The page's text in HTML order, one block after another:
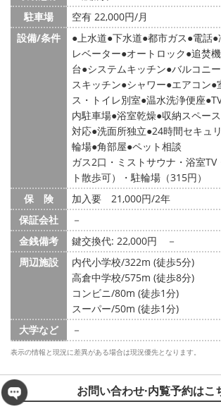
駐車場
空有 22,000円/月
設備/条件
上水道 下水道 都市ガス 電話
レベーター オートロック 追焚
台 システムキッチン バルコニー
スキッチン シャワー エアコン
ス・トイレ別室 温水洗浄便座
内駐車場 浴室乾燥 収納スペース
対応 洗面所独立 24時間セキュ
輪場 角部屋 ペット相談
ガス2口・ミストサウナ・浴室TV
ト散歩可）・駐輪場（315円）
保 険
加入要 21,000円/2年
保証会社
－
金銭備考
鍵交換代: 22,000円
－
周辺施設
内代小学校/322m (徒歩5分)
高倉中学校/575m (徒歩8分)
コンビニ/80m (徒歩1分)
スーパー/50m (徒歩1分)
大学など
－
表示の情報と現況に差異がある場合は現況優先となります。
お問い合わせ·内覧予約はこ